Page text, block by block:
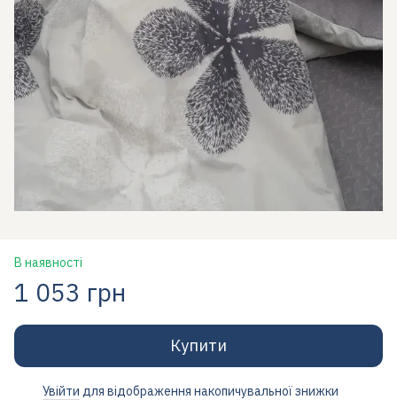
В наявності
1 053 грн
Купити
Увійти для відображення накопичувальної знижки